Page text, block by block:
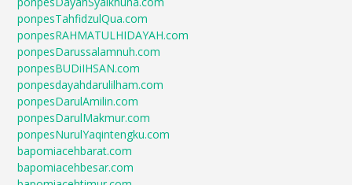
ponpesTahfidzulQua.com
ponpesRAHMATULHIDAYAH.com
ponpesDarussalamnuh.com
ponpesBUDiIHSAN.com
ponpesdayahdarulilham.com
ponpesDarulAmilin.com
ponpesDarulMakmur.com
ponpesNurulYaqintengku.com
bapomiacehbarat.com
bapomiacehbesar.com